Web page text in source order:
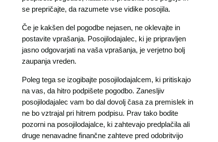
se prepričajte, da razumete vse vidike posojila.
Če je kakšen del pogodbe nejasen, ne oklevajte in
postavite vprašanja. Posojilodajalec, ki je pripravljen
jasno odgovarjati na vaša vprašanja, je verjetno bolj
zaupanja vreden.
Poleg tega se izogibajte posojilodajalcem, ki pritiskajo
na vas, da hitro podpišete pogodbo. Zanesljiv
posojilodajalec vam bo dal dovolj časa za premislek in
ne bo vztrajal pri hitrem podpisu. Prav tako bodite
pozorni na posojilodajalce, ki zahtevajo predplačila ali
druge nenavadne finančne zahteve pred odobritvijo